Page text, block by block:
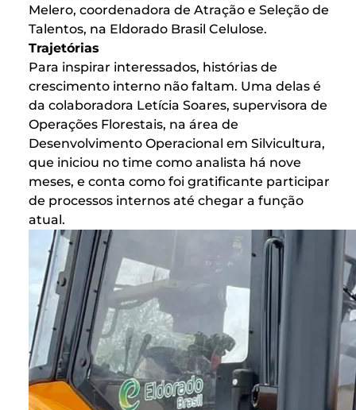
Melero, coordenadora de Atração e Seleção de
Talentos, na Eldorado Brasil Celulose.
Trajetórias
Para inspirar interessados, histórias de
crescimento interno não faltam. Uma delas é
da colaboradora Letícia Soares, supervisora de
Operações Florestais, na área de
Desenvolvimento Operacional em Silvicultura,
que iniciou no time como analista há nove
meses, e conta como foi gratificante participar
de processos internos até chegar a função
atual.